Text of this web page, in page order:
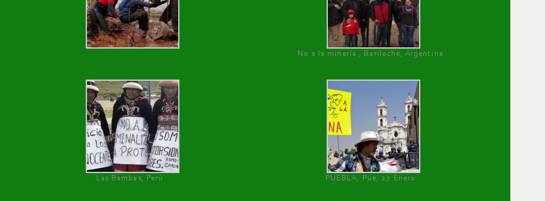
No a la minería , Bariloche, Argentina
Las Bambas, Perú PUEBLA, Pue, 27 Enero